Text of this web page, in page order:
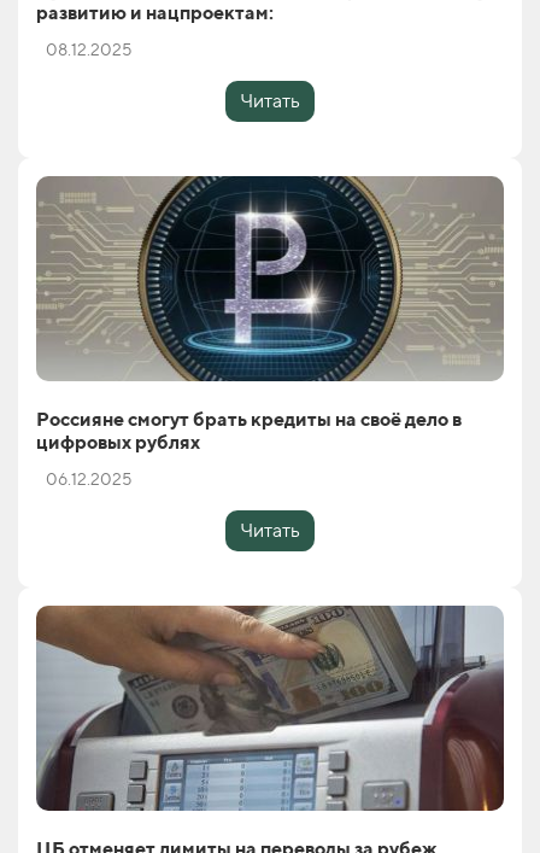
развитию и нацпроектам:
08.12.2025
Читать
Россияне смогут брать кредиты на своё дело в
цифровых рублях
06.12.2025
Читать